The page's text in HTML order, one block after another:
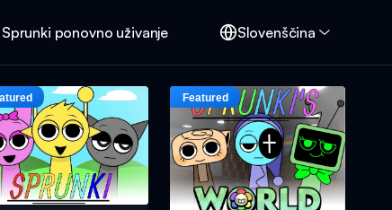
Sprunki ponovno uživanje Slovenščina